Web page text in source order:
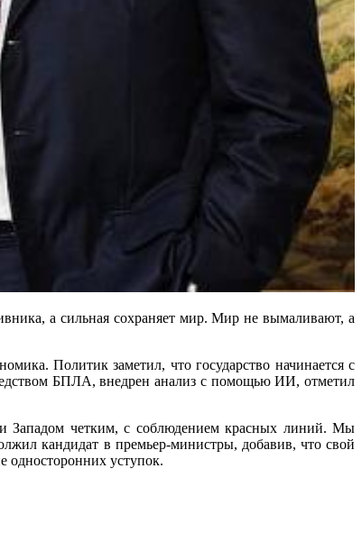
а сильная сохраняет мир. Мир не вымаливают, а
Политик заметил, что государство начинается с
БПЛА, внедрен анализ с помощью ИИ, отметил
Западом четким, с соблюдением красных линий. Мы
кандидат в премьер-министры, добавив, что свой
односторонних уступок.